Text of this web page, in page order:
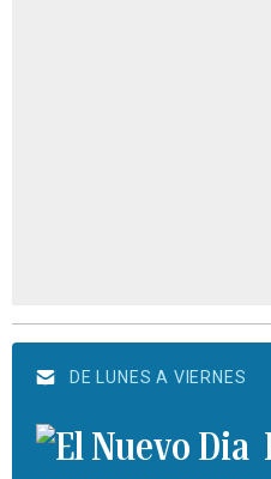
DE LUNES A VIERNES